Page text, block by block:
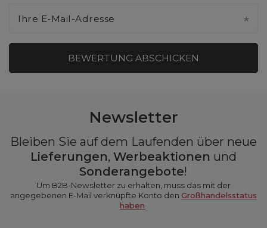
Ihre E-Mail-Adresse
BEWERTUNG ABSCHICKEN
Newsletter
Bleiben Sie auf dem Laufenden über neue
Lieferungen, Werbeaktionen und
Sonderangebote!
Um B2B-Newsletter zu erhalten, muss das mit der
angegebenen E-Mail verknüpfte Konto den Großhandelsstatus
haben.